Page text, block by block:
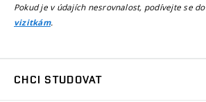
Pokud je v údajích nesrovnalost, podívejte se do
vizitkám.
CHCI STUDOVAT